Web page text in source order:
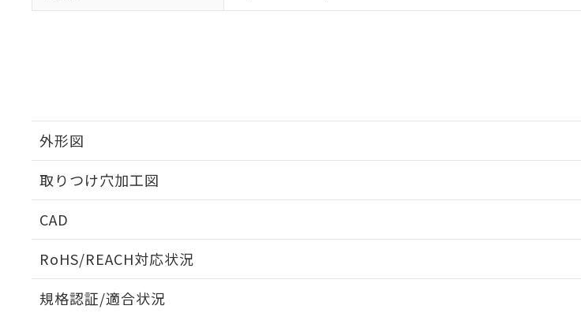
外形図
取りつけ穴加工図
CAD
RoHS/REACH対応状況
規格認証/適合状況